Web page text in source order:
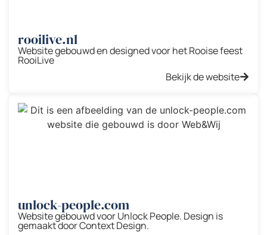
rooilive.nl
Website gebouwd en designed voor het Rooise feest
RooiLive
Bekijk de website
unlock-people.com
Website gebouwd voor Unlock People. Design is
gemaakt door Context Design.